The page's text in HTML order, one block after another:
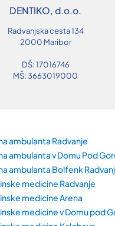
DENTIKO, d.o.o.
Radvanjska cesta 134
2000 Maribor
DŠ: 17016746
MŠ: 3663019000
ambulanta Radvanje
ambulanta v Domu Pod
ambulanta Bolfenk
medicine Radvanje
medicine Arena
medicine v Domu pod